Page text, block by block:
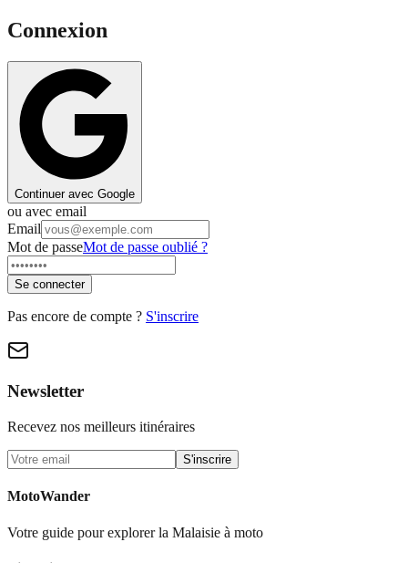
Connexion
Continuer avec Google
ou avec email
Email
Mot de passeMot de passe oublié ?
Se connecter
Pas encore de compte ? S'inscrire
Newsletter
Recevez nos meilleurs itinéraires
S'inscrire
MotoWander
Votre guide pour explorer la Malaisie à moto